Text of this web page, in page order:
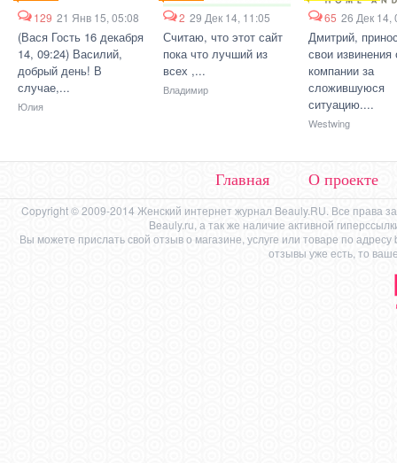
129 21 Янв 15, 05:08
(Вася Гость 16 декабря
14, 09:24) Василий,
добрый день! В
случае,...
Юлия
2 29 Дек 14, 11:05
Считаю, что этот сайт
пока что лучший из
всех ,...
Владимир
65 26 Дек 14,
Дмитрий,
свои извинения
компании за
сложившуюся
ситуацию....
Westwing
Главная О проекте
Copyright © 2009-2014 Женский интернет журнал Beauly.RU. Все права
Beauly.ru, а так же наличие активной
Вы можете прислать свой отзыв о магазине, услуге или товаре по адресу
отзывы уже есть, то